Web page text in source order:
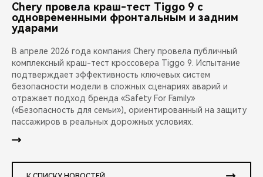
Chery провела краш-тест Tiggo 9 с
одновременными фронтальным и задним
ударами
В апреле 2026 года компания Chery провела публичный
комплексный краш-тест кроссовера Tiggo 9. Испытание
подтверждает эффективность ключевых систем
безопасности модели в сложных сценариях аварий и
отражает подход бренда «Safety For Family»
(«Безопасность для семьи»), ориентированный на защиту
пассажиров в реальных дорожных условиях.